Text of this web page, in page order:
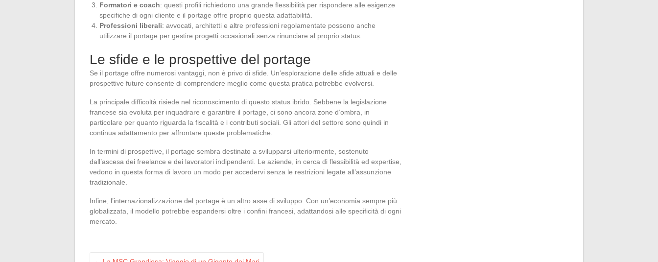
Formatori e coach: questi profili richiedono una grande flessibilità per rispondere alle esigenze
specifiche di ogni cliente e il portage offre proprio questa adattabilità.
Professioni liberali: avvocati, architetti e altre professioni regolamentate possono anche
utilizzare il portage per gestire progetti occasionali senza rinunciare al proprio status.
Le sfide e le prospettive del portage
Se il portage offre numerosi vantaggi, non è privo di sfide. Un’esplorazione delle sfide attuali e delle
prospettive future consente di comprendere meglio come questa pratica potrebbe evolversi.
La principale difficoltà risiede nel riconoscimento di questo status ibrido. Sebbene la legislazione
francese sia evoluta per inquadrare e garantire il portage, ci sono ancora zone d’ombra, in
particolare per quanto riguarda la fiscalità e i contributi sociali. Gli attori del settore sono quindi in
continua adattamento per affrontare queste problematiche.
In termini di prospettive, il portage sembra destinato a svilupparsi ulteriormente, sostenuto
dall’ascesa dei freelance e dei lavoratori indipendenti. Le aziende, in cerca di flessibilità ed expertise,
vedono in questa forma di lavoro un modo per accedervi senza le restrizioni legate all’assunzione
tradizionale.
Infine, l’internazionalizzazione del portage è un altro asse di sviluppo. Con un’economia sempre più
globalizzata, il modello potrebbe espandersi oltre i confini francesi, adattandosi alle specificità di ogni
mercato.